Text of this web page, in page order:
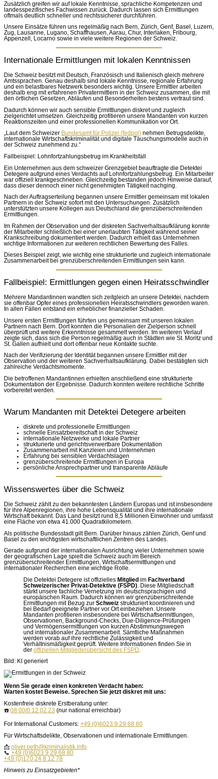
Zusätzlich greifen wir auf lokale Kenntnisse, sprachliche Kompetenzen und
landesspezifisches Fachwissen zurück. Dadurch lassen sich Ermittlungen
oftmals deutlich schneller und rechtssicherer durchführen.
Unsere Einsätze führen uns regelmäßig nach Bern, Zürich, Genf, Basel, Luzern,
Zug, Lausanne, Lugano, Schaffhausen, Aarau, Chur, Interlaken, Fribourg,
Appenzell, Locarno sowie in viele weitere Regionen der Schweiz.
Internationale Ermittlungen mit lokalen Kenntnissen
Die Schweiz besitzt mit Deutsch, Französisch und Italienisch gleich mehrere
Amtssprachen. Genau deshalb sind lokale Kenntnisse, regionale Erfahrung
und ein belastbares Netzwerk besonders wichtig. Unsere Ermittler arbeiten
deshalb eng mit erfahrenen Privatermittlern in der Schweiz zusammen, die mit
den örtlichen Gesetzen, Abläufen und Besonderheiten bestens vertraut sind.
Dadurch können wir auch sensible Ermittlungen diskret und zugleich
zielgerichtet umsetzen. Gleichzeitig profitieren unsere Mandanten von kurzen
Reaktionszeiten und einer professionellen Kommunikation vor Ort.
„Laut dem Schweizer Bundesamt für Polizei (fedpol) nehmen Betrugsdelikte,
internationale Wirtschaftskriminalität und digitale Täuschungsmodelle auch in
der Schweiz zunehmend zu.“
Fallbeispiel: Lohnfortzahlungsbetrug im Krankheitsfall
Ein Unternehmen aus dem schweizer Grenzgebiet beauftragte die Detektei
Detegere aufgrund eines Verdachts auf Lohnfortzahlungsbetrug. Ein Mitarbeiter
war offiziell krankgeschrieben. Gleichzeitig bestanden jedoch Hinweise darauf,
dass dieser dennoch einer nicht genehmigten Tätigkeit nachging.
Nach der Auftragserteilung begannen unsere Ermittler gemeinsam mit lokalen
Partnern in der Schweiz sofort mit den Untersuchungen. Zusätzlich
unterstützten unsere Kollegen aus Deutschland die grenzüberschreitenden
Ermittlungen.
Im Rahmen der Observation und der diskreten Sachverhaltsaufklärung konnte
der Mitarbeiter schließlich bei einer unerlaubten Tätigkeit während seiner
Krankschreibung dokumentiert werden. Dadurch erhielt das Unternehmen
wichtige Informationen zur weiteren rechtlichen Bewertung des Falles.
Dieses Beispiel zeigt, wie wichtig eine strukturierte und zugleich internationale
Zusammenarbeit bei grenzüberschreitenden Ermittlungen sein kann.
Fallbeispiel: Ermittlungen gegen einen Heiratsschwindler
Mehrere Mandantinnen wandten sich zeitgleich an unsere Detektei, nachdem
sie offenbar Opfer eines professionellen Heiratsschwindlers geworden waren.
In allen Fällen entstand ein erheblicher finanzieller Schaden.
Unsere ersten Ermittlungen führten uns gemeinsam mit unseren lokalen
Partnern nach Bern. Dort konnten die Personalien der Zielperson schnell
überprüft und weitere Erkenntnisse gesammelt werden. Im weiteren Verlauf
zeigte sich, dass sich die Person regelmäßig auch in Städten wie St. Moritz und
St. Gallen aufhielt und dort offenbar neue Kontakte suchte.
Nach der Verifizierung der Identität begannen unsere Ermittler mit der
Observation und der weiteren Sachverhaltsaufklärung. Dabei bestätigten sich
zahlreiche Verdachtsmomente.
Die betroffenen Mandantinnen erhielten anschließend eine strukturierte
Dokumentation der Ergebnisse. Dadurch konnten weitere rechtliche Schritte
vorbereitet werden.
Warum Mandanten mit Detektei Detegere arbeiten
diskrete und professionelle Ermittlungen
schnelle Einsatzbereitschaft in der Schweiz
internationale Netzwerke und lokale Partner
strukturierte und gerichtsverwertbare Dokumentation
Zusammenarbeit mit Kanzleien und Unternehmen
Erfahrung bei sensiblen Verdachtslagen
grenzüberschreitende Ermittlungen in Europa
persönliche Ansprechpartner und transparente Abläufe
Wissenswertes über die Schweiz
Die Schweiz zählt zu den bekanntesten Ländern Europas und ist insbesondere
für ihre Alpenregionen, ihre hohe Lebensqualität und ihre internationale
Wirtschaft bekannt. Das Land besitzt rund 8,5 Millionen Einwohner und umfasst
eine Fläche von etwa 41.000 Quadratkilometern.
Als politische Bundesstadt gilt Bern. Darüber hinaus zählen Zürich, Genf und
Basel zu den wichtigsten wirtschaftlichen Zentren des Landes.
Gerade aufgrund der internationalen Ausrichtung vieler Unternehmen sowie
der geografischen Lage spielt die Schweiz auch im Bereich
grenzüberschreitender Ermittlungen, Wirtschaftsermittlungen und
internationaler Recherchen eine wichtige Rolle.
Die Detektei Detegere ist offizielles Mitglied im Fachverband
Schweizerischer Privat-Detektive (FSPD) . Diese Mitgliedschaft
stärkt unsere fachliche Vernetzung im deutschsprachigen und
europäischen Raum. Dadurch können wir grenzüberschreitende
Ermittlungen mit Bezug zur Schweiz strukturiert koordinieren und
bei Bedarf geeignete Partner vor Ort einbeziehen. Unsere
Mandanten profitieren insbesondere bei Wirtschaftsermittlungen,
Observationen, Background-Checks, Due-Diligence-Prüfungen
und Vermögensermittlungen von kurzen Abstimmungswegen
und internationaler Zusammenarbeit. Sämtliche Maßnahmen
werden vorab auf ihre rechtliche Zulässigkeit und
Verhältnismäßigkeit geprüft. Weitere Informationen finden Sie in
der offiziellen Mitgliederübersicht des FSPD
Bild: KI generiert
Wenn Sie gerade einen konkreten Verdacht haben:
Warten kostet Beweise. Sprechen Sie jetzt diskret mit uns:
Kostenfreie diskrete Erstberatung unter:
☎️ 08 00/0 12 02 23 (nur national erreichbar)
For International Customers: +49 (0)6023 9 29 68 80
Für Wirtschaftsdelikte, Observationen und internationale Ermittlungen.
📩 oliver.peth@kriminalistik.info
📞 +49 (0)6023 9 29 68 80
+49 (0)170 24 8 12 78
Hinweis zu Einsatzgebieten*